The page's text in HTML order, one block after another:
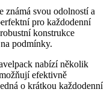
známá svou odolností a
pro každodenní
konstrukce
podmínky.
nabízí několik
efektivně
o krátkou každodenní